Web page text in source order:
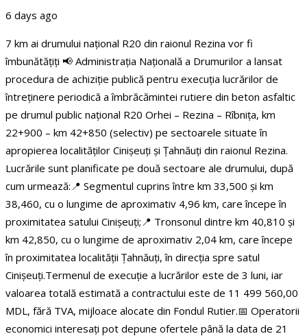
6 days ago
7 km ai drumului național R20 din raionul Rezina vor fi
îmbunătățiți 📢 Administrația Națională a Drumurilor a lansat
procedura de achiziție publică pentru execuția lucrărilor de
întreținere periodică a îmbrăcămintei rutiere din beton asfaltic
pe drumul public național R20 Orhei – Rezina – Rîbnița, km
22+900 – km 42+850 (selectiv) pe sectoarele situate în
apropierea localităților Cinișeuți și Țahnăuți din raionul Rezina.
Lucrările sunt planificate pe două sectoare ale drumului, după
cum urmează: 📍 Segmentul cuprins între km 33,500 și km
38,460, cu o lungime de aproximativ 4,96 km, care începe în
proximitatea satului Cinișeuți; 📍 Tronsonul dintre km 40,810 și
km 42,850, cu o lungime de aproximativ 2,04 km, care începe
în proximitatea localității Țahnăuți, în direcția spre satul
Cinișeuți.Termenul de execuție a lucrărilor este de 3 luni, iar
valoarea totală estimată a contractului este de 11 499 560,00
MDL, fără TVA, mijloace alocate din Fondul Rutier.📅 Operatorii
economici interesați pot depune ofertele până la data de 21